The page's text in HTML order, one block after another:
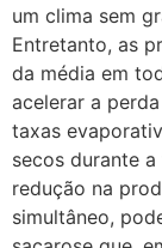
um clima sem
Entretanto, as
da média em
acelerar a
taxas
secos durante
redução na
simultâneo,